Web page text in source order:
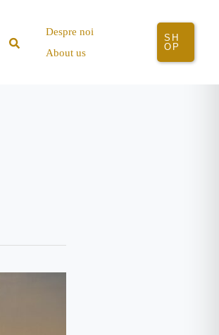
Search
Despre noi
About us
SH
OP